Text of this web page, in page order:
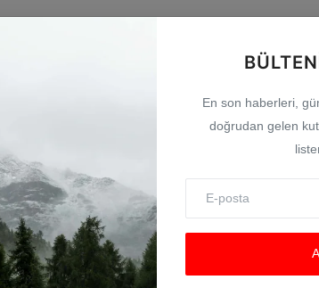
En son haberleri,
doğrudan gelen
soruna neşter
Gaziantep’te Yaz Kur’an
öğrencilerine bisikletli ...
Ağu 7, 2026 0